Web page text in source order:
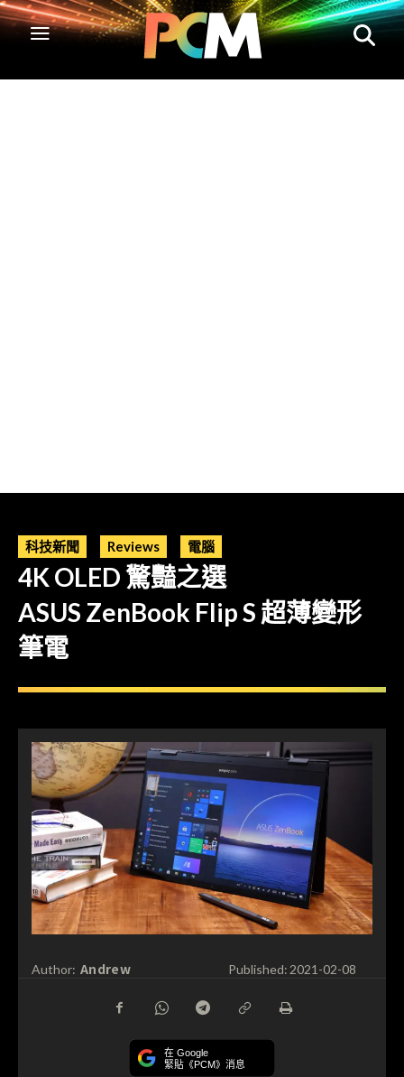
科技新聞 Reviews 電腦
4K OLED 驚豔之選
ASUS ZenBook Flip S 超薄變形
筆電
Author: Andrew Published: 2021-02-08
在 Google
緊貼《PCM》消息